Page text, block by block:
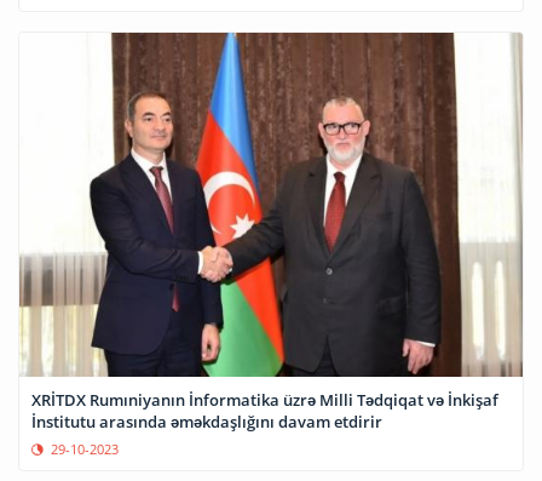
XRİTDX Rumıniyanın İnformatika üzrə Milli Tədqiqat və İnkişaf
İnstitutu arasında əməkdaşlığını davam etdirir
29-10-2023